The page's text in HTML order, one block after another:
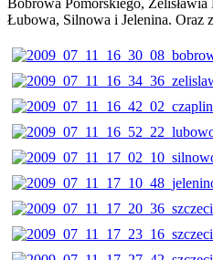
Łubowa, Silnowa i Jelenina. Oraz